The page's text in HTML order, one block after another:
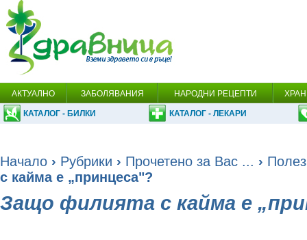
АКТУАЛНО ЗАБОЛЯВАНИЯ НАРОДНИ РЕЦЕПТИ
КАТАЛОГ - БИЛКИ КАТАЛОГ - ЛЕКАРИ
Начало › Рубрики › Прочетено за Вас ... ›
с кайма е „принцеса"?
Защо филията с кайма е